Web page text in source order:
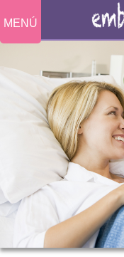
MENÚ